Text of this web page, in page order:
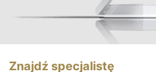
Znajdź specjalistę